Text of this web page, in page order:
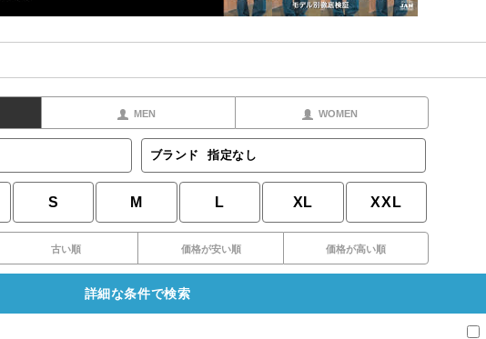
MEN WOMEN
ブランド 指定なし
S M L XL XXL
古い順 価格が安い順 価格が高い順
詳細な条件で検索